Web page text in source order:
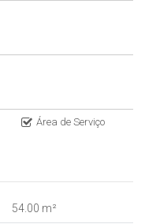
Área de Serviço
54 .00 m²